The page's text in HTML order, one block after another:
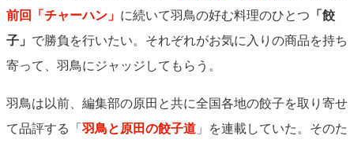
前回「チャーハン」 に続いて羽鳥の好む料理のひとつ 「餃
子」 で勝負を行いたい。それぞれがお気に入りの商品を持ち
寄って、羽鳥にジャッジしてもらう。
羽鳥は以前、編集部の原田と共に全国各地の餃子を取り寄せ
て品評する「羽鳥と原田の餃子道」を連載していた。そのた